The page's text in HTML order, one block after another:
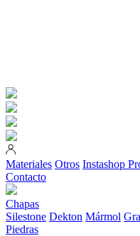
Materiales Otros Instashop
Contacto
Chapas
Silestone Dekton Mármol
Piedras